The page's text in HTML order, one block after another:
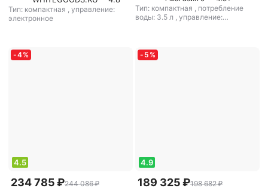
Тип: компактная , управление:
электронное
Тип: компактная , потребление
воды: 3.5 л , управление:
-4%
4.5
234 785 ₽244 086 ₽
- 5 %
4.9
189 325 ₽198 682 ₽